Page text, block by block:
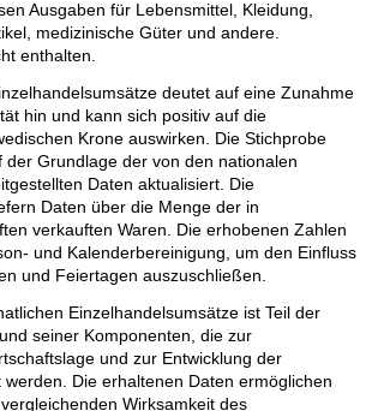
Ausgaben für Lebensmittel, Kleidung,
medizinische Güter und andere.
enthalten.
deutet auf eine Zunahme
hin und kann sich positiv auf die
Krone auswirken. Die Stichprobe
der Grundlage der von den nationalen
Daten aktualisiert. Die
Daten über die Menge der in
verkauften Waren. Die erhobenen Zahlen
und Kalenderbereinigung, um den Einfluss
und Feiertagen auszuschließen.
Einzelhandelsumsätze ist Teil der
seiner Komponenten, die zur
und zur Entwicklung der
Die erhaltenen Daten ermöglichen
Wirksamkeit des